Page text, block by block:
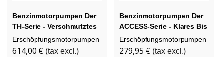
Benzinmotorpumpen Der
TH-Serie - Verschmutztes
Wasser
Erschöpfungsmotorpumpen
614,00 € (tax excl.)
Benzinmotorpumpen Der
ACCESS-Serie - Klares Bis
Mittelstark Verschmutztes
Wasser
Erschöpfungsmotorpumpen
279,95 € (tax excl.)